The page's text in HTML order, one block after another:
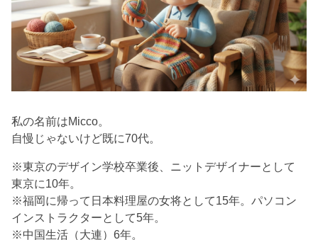
私の名前はMicco。
自慢じゃないけど既に70代。
※東京のデザイン学校卒業後、ニットデザイナーとして
東京に10年。
※福岡に帰って日本料理屋の女将として15年。パソコン
インストラクターとして5年。
※中国生活（大連）6年。